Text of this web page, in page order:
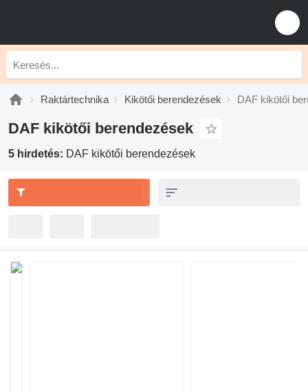
Raktártechnika Kikötői berendezések DAF kikötői
DAF kikötői berendezések
5 hirdetés: DAF kikötői berendezések